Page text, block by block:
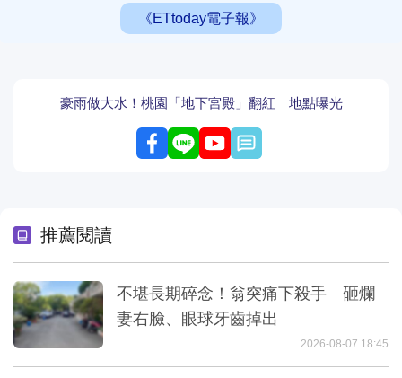
《ETtoday電子報》
豪雨做大水！桃園「地下宮殿」翻紅 地點曝光
推薦閱讀
不堪長期碎念！翁突痛下殺手 砸爛
妻右臉、眼球牙齒掉出
2026-08-07 18:45